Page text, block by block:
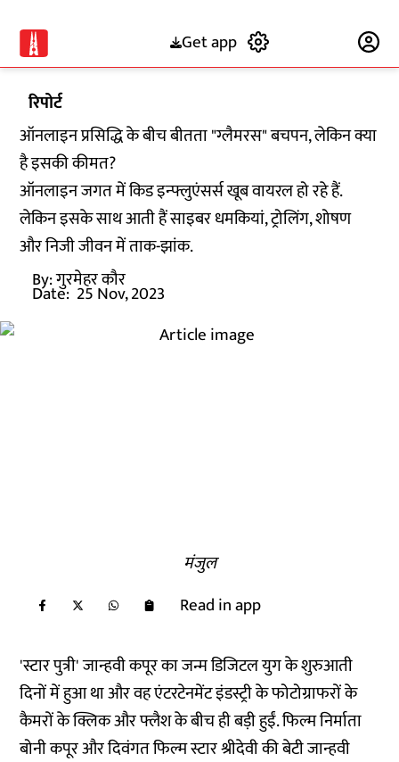
Get app
रिपोर्ट
ऑनलाइन प्रसिद्धि के बीच बीतता "ग्लैमरस" बचपन, लेकिन क्या
है इसकी कीमत?
ऑनलाइन जगत में किड इन्फ्लुएंसर्स खूब वायरल हो रहे हैं.
लेकिन इसके साथ आती हैं साइबर धमकियां, ट्रोलिंग, शोषण
और निजी जीवन में ताक-झांक.
By:गुरमेहर कौर
Date: 25 Nov, 2023
मंजुल
Read in app
'स्टार पुत्री' जान्हवी कपूर का जन्म डिजिटल युग के शुरुआती
दिनों में हुआ था और वह एंटरटेनमेंट इंडस्ट्री के फोटोग्राफरों के
कैमरों के क्लिक और फ्लैश के बीच ही बड़ी हुईं. फिल्म निर्माता
बोनी कपूर और दिवंगत फिल्म स्टार श्रीदेवी की बेटी जान्हवी